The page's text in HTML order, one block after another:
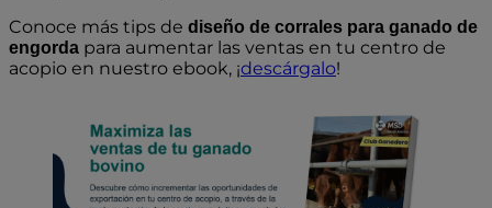
Conoce más tips de diseño de corrales para ganado de
engorda para aumentar las ventas en tu centro de
acopio en nuestro ebook, ¡descárgalo!